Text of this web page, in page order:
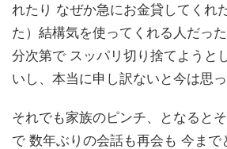
れたり なぜか急にお金貸してくれ
た）結構気を使ってくれる人だっ
分次第で スッパリ切り捨てようと
いし、本当に申し訳ないと今は思っ
それでも家族のピンチ、となると
で 数年ぶりの会話も再会も 今まで